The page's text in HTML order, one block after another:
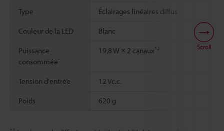
Type Éclairages linéaires diffus
Couleur de la LED Blanc
Puissance
consommée
19,8 W × 2 canaux*2
Tension d'entrée 12 Vc.c.
Poids 620 g
Scroll